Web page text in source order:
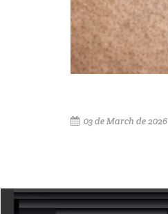
03 de March de 2026